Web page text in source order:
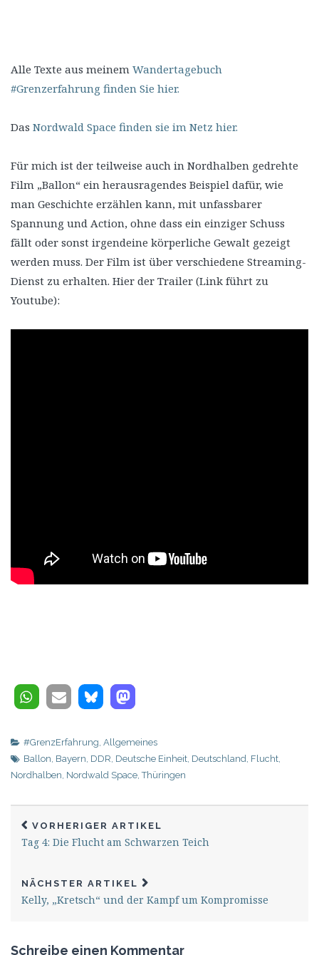
Alle Texte aus meinem Wandertagebuch
#Grenzerfahrung finden Sie hier.
Das Nordwald Space finden sie im Netz hier.
Für mich ist der teilweise auch in Nordhalben gedrehte
Film „Ballon“ ein herausragendes Beispiel dafür, wie
man Geschichte erzählen kann, mit unfassbarer
Spannung und Action, ohne dass ein einziger Schuss
fällt oder sonst irgendeine körperliche Gewalt gezeigt
werden muss. Der Film ist über verschiedene Streaming-
Dienst zu erhalten. Hier der Trailer (Link führt zu
Youtube):
#GrenzErfahrung Allgemeines
Ballon Bayern DDR Deutsche Einheit Deutschland Flucht
Nordhalben Nordwald Space ,Thüringen
VORHERIGER ARTIKEL
Tag 4: Die Flucht am Schwarzen Teich
NÄCHSTER ARTIKEL
Kelly, „Kretsch“ und der Kampf um Kompromisse
Schreibe einen Kommentar